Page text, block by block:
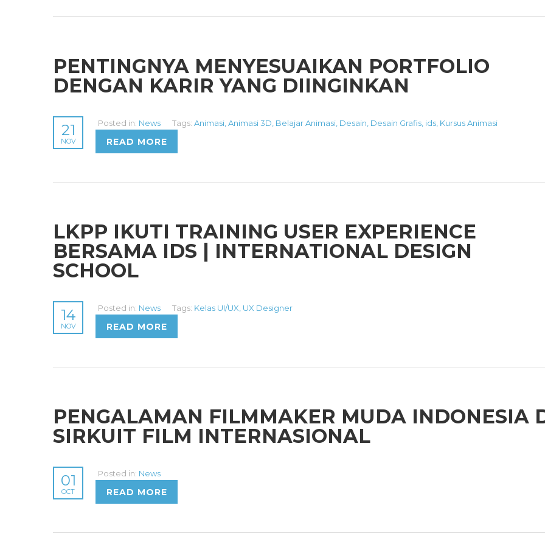
PENTINGNYA MENYESUAIKAN PORTFOLIO
DENGAN KARIR YANG DIINGINKAN
21
NOV
Posted in: News Tags: Animasi,Animasi 3D, Belajar Animasi, Desain, Desain Grafis, ids, Kursus Animasi
READ MORE
LKPP IKUTI TRAINING USER EXPERIENCE
BERSAMA IDS | INTERNATIONAL DESIGN
SCHOOL
14
NOV
Posted in: News Tags: Kelas UI/UX, UX Designer
READ MORE
PENGALAMAN FILMMAKER MUDA INDONESIA
SIRKUIT FILM INTERNASIONAL
01
OCT
Posted in: News
READ MORE